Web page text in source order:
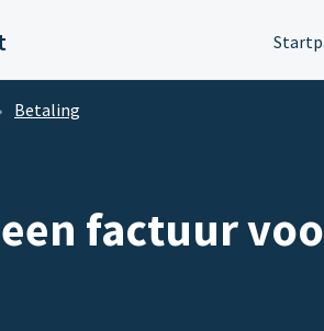
Betaling
factuur